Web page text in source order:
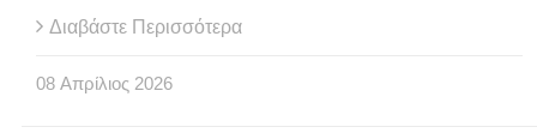
Διαβάστε Περισσότερα
08 Απρίλιος 2026